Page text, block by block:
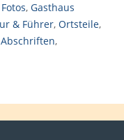
Fotos, Gasthaus
& Führer, Ortsteile,
,